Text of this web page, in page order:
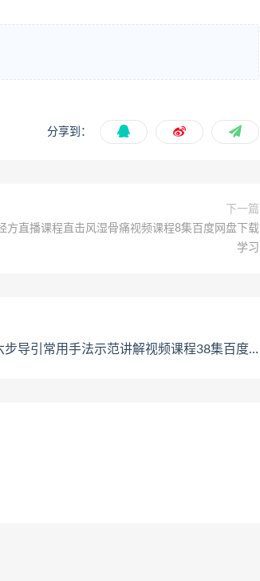
分享到：
下一篇
方直播课程直击风湿骨痛视频课程8集百度网盘下载
学习
导引常用手法示范讲解视频课程38集百度网盘下载学习